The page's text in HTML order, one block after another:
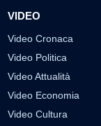
VIDEO
Video Cronaca
Video Politica
Video Attualità
Video Economia
Video Cultura